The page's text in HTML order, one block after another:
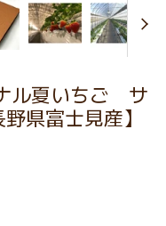
ル夏いちご サ
県富士見産】